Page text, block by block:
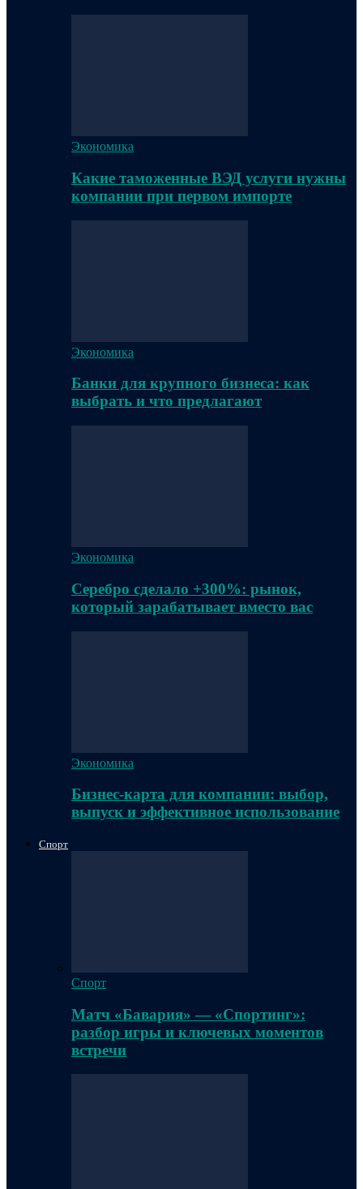
Экономика
Какие таможенные ВЭД услуги нужны
компании при первом импорте
Экономика
Банки для крупного бизнеса: как
выбрать и что предлагают
Экономика
Серебро сделало +300%: рынок,
который зарабатывает вместо вас
Экономика
Бизнес-карта для компании: выбор,
выпуск и эффективное использование
Спорт
Спорт
Матч «Бавария» — «Спортинг»:
разбор игры и ключевых моментов
встречи